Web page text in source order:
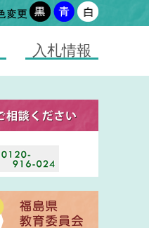
入札情報